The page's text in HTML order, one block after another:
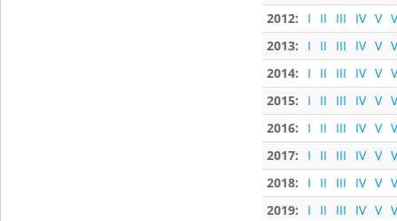
2012:
I II III IV V
2013:
I II III IV V
2014:
I II III IV V
2015:
I II III IV V
2016:
I II III IV V
2017:
I II III IV V
2018:
I II III IV V
2019:
I II III IV V